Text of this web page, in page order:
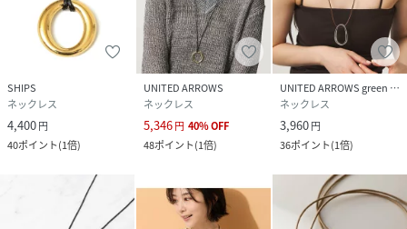
SHIPS
ネックレス
4,400円
40ポイント(1倍)
UNITED ARROWS
ネックレス
5,346円 40%OFF
48ポイント(1倍)
UNITED ARROWS green label relaxing
ネックレス
3,960円
36ポイント(1倍)